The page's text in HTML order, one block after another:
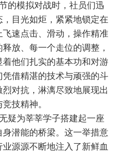
的模拟对战时，社员们迅
目光如炬，紧紧地锁定在
速点击、滑动，操作精准
放、每一个走位的调整，
他们扎实的基本功和对游
借精湛的技术与顽强的斗
对抗，淋漓尽致地展现出
技精神。
疑为莘莘学子搭建起一座
潜能的桥梁。这一举措意
源源不断地注入了新鲜血